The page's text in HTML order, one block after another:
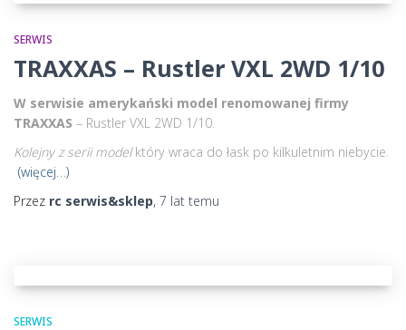
SERWIS
TRAXXAS – Rustler VXL 2WD 1/10
W serwisie amerykański model renomowanej firmy
TRAXXAS – Rustler VXL 2WD 1/10.
Kolejny z serii modelktóry wraca do łask po kilkuletnim niebycie.
(więcej…)
Przez rc serwis&sklep, 7 lat temu
SERWIS